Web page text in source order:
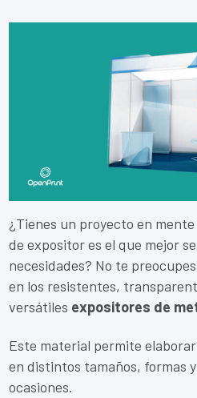
¿Tienes un proyecto en
de expositor es el que mejor
necesidades? No te
en los resistentes,
versátiles expositores de
Este material permite
en distintos tamaños, formas
ocasiones.